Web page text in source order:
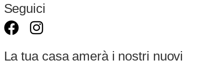
Seguici
La tua casa amerà i nostri nuovi